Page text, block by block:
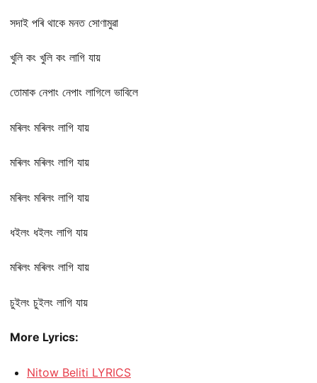
সদাই পৰি থাকে মনত সোণামুৱা
খুলি কং খুলি কং লাগি যায়
তোমাক নেপাং নেপাং লাগিলে ভাবিলে
মৰিলং মৰিলং লাগি যায়
মৰিলং মৰিলং লাগি যায়
মৰিলং মৰিলং লাগি যায়
ধইলং ধইলং লাগি যায়
মৰিলং মৰিলং লাগি যায়
চুইলং চুইলং লাগি যায়
More Lyrics:
Nitow Beliti LYRICS